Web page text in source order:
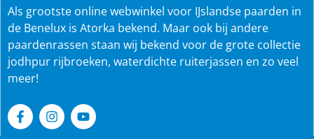
Als grootste online webwinkel voor IJslandse paarden in
de Benelux is Atorka bekend. Maar ook bij andere
paardenrassen staan wij bekend voor de grote collectie
jodhpur rijbroeken, waterdichte ruiterjassen en zo veel
meer!